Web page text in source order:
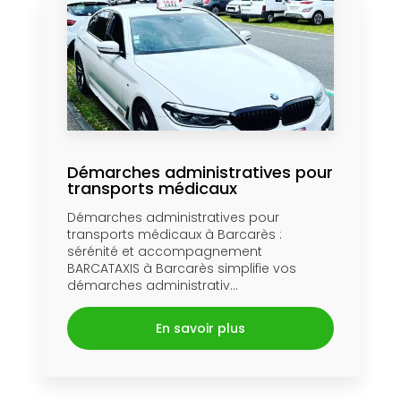
Démarches administratives pour
transports médicaux
Démarches administratives pour
transports médicaux à Barcarès :
sérénité et accompagnement
BARCATAXIS à Barcarès simplifie vos
démarches administrativ...
En savoir plus